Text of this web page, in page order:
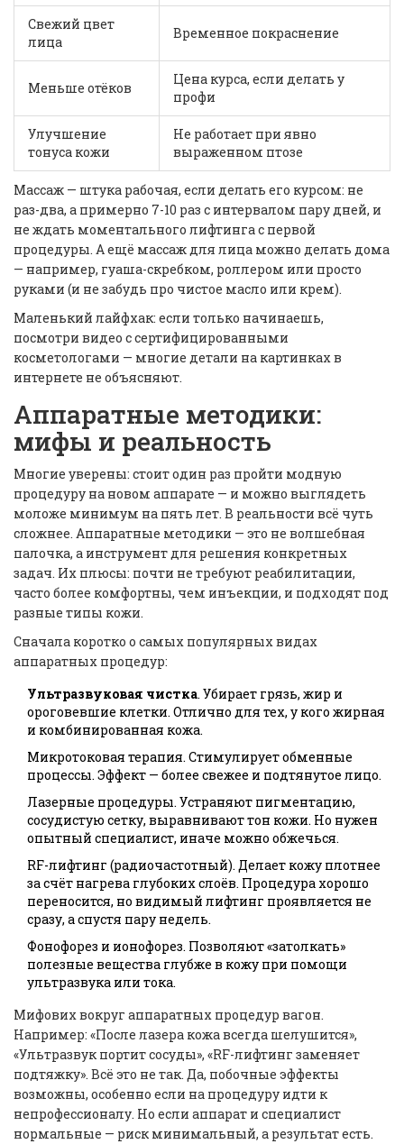
Свежий цвет
лица
Временное покраснение
Меньше отёков
Цена курса, если делать у
профи
Улучшение
тонуса кожи
Не работает при явно
выраженном птозе
Массаж — штука рабочая, если делать его курсом: не
раз-два, а примерно 7-10 раз с интервалом пару дней, и
не ждать моментального лифтинга с первой
процедуры. А ещё массаж для лица можно делать дома
— например, гуаша-скребком, роллером или просто
руками (и не забудь про чистое масло или крем).
Маленький лайфхак: если только начинаешь,
посмотри видео с сертифицированными
косметологами — многие детали на картинках в
интернете не объясняют.
Аппаратные методики:
мифы и реальность
Многие уверены: стоит один раз пройти модную
процедуру на новом аппарате — и можно выглядеть
моложе минимум на пять лет. В реальности всё чуть
сложнее. Аппаратные методики — это не волшебная
палочка, а инструмент для решения конкретных
задач. Их плюсы: почти не требуют реабилитации,
часто более комфортны, чем инъекции, и подходят под
разные типы кожи.
Сначала коротко о самых популярных видах
аппаратных процедур:
Ультразвуковая чистка. Убирает грязь, жир и
ороговевшие клетки. Отлично для тех, у кого жирная
и комбинированная кожа.
Микротоковая терапия. Стимулирует обменные
процессы. Эффект — более свежее и подтянутое лицо.
Лазерные процедуры. Устраняют пигментацию,
сосудистую сетку, выравнивают тон кожи. Но нужен
опытный специалист, иначе можно обжечься.
RF-лифтинг (радиочастотный). Делает кожу плотнее
за счёт нагрева глубоких слоёв. Процедура хорошо
переносится, но видимый лифтинг проявляется не
сразу, а спустя пару недель.
Фонофорез и ионофорез. Позволяют «затолкать»
полезные вещества глубже в кожу при помощи
ультразвука или тока.
Мифових вокруг аппаратных процедур вагон.
Например: «После лазера кожа всегда шелушится»,
«Ультразвук портит сосуды», «RF-лифтинг заменяет
подтяжку». Всё это не так. Да, побочные эффекты
возможны, особенно если на процедуру идти к
непрофессионалу. Но если аппарат и специалист
нормальные — риск минимальный, а результат есть.